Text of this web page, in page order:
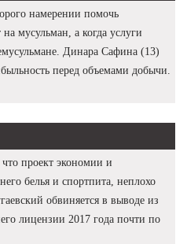
намерении помочь
мусульман, а когда услуги
Динара Сафина (13)
перед объемами добычи.
проект экономии и
белья и спортпита, неплохо
обвиняется в выводе из
лицензии 2017 года почти по